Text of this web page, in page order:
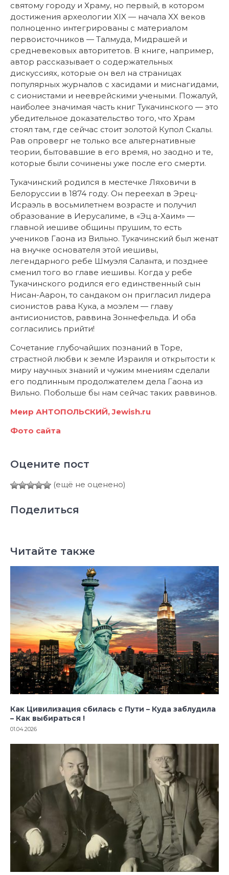
святому городу и Храму, но первый, в котором
достижения археологии XIX — начала XX веков
полноценно интегрированы с материалом
первоисточников — Талмуда, Мидрашей и
средневековых авторитетов. В книге, например,
автор рассказывает о содержательных
дискуссиях, которые он вел на страницах
популярных журналов с хасидами и миснагидами,
с сионистами и нееврейскими учеными. Пожалуй,
наиболее значимая часть книг Тукачинского — это
убедительное доказательство того, что Храм
стоял там, где сейчас стоит золотой Купол Скалы.
Рав опроверг не только все альтернативные
теории, бытовавшие в его время, но заодно и те,
которые были сочинены уже после его смерти.
Тукачинский родился в местечке Ляховичи в
Белоруссии в 1874 году. Он переехал в Эрец-
Исраэль в восьмилетнем возрасте и получил
образование в Иерусалиме, в «Эц а-Хаим» —
главной иешиве общины прушим, то есть
учеников Гаона из Вильно. Тукачинский был женат
на внучке основателя этой иешивы,
легендарного ребе Шмуэля Саланта, и позднее
сменил того во главе иешивы. Когда у ребе
Тукачинского родился его единственный сын
Нисан-Аарон, то сандаком он пригласил лидера
сионистов рава Кука, а моэлем — главу
антисионистов, раввина Зоннефельда. И оба
согласились прийти!
Сочетание глубочайших познаний в Торе,
страстной любви к земле Израиля и открытости к
миру научных знаний и чужим мнениям сделали
его подлинным продолжателем дела Гаона из
Вильно. Побольше бы нам сейчас таких раввинов.
Меир АНТОПОЛЬСКИЙ, Jewish.ru
Фото сайта
Оцените пост
(ещё не оценено)
Поделиться
Читайте также
Как Цивилизация сбилась с Пути – Куда заблудила
– Как выбираться !
01.04.2026